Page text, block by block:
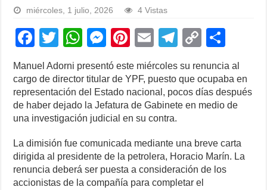
miércoles, 1 julio, 2026 4 Vistas
F
a
c
e
b
o
k
T
wi
tt
er
W
at
s
A
p
M
e
ss
e
n
er
Pi
nt
er
e
st
E
m
ail
T
e
gr
a
C
p
y
Li
k
ar
e
Manuel Adorni presentó este miércoles su renuncia al
cargo de director titular de YPF, puesto que ocupaba en
representación del Estado nacional, pocos días después
de haber dejado la Jefatura de Gabinete en medio de
una investigación judicial en su contra.
La dimisión fue comunicada mediante una breve carta
dirigida al presidente de la petrolera, Horacio Marín. La
renuncia deberá ser puesta a consideración de los
accionistas de la compañía para completar el